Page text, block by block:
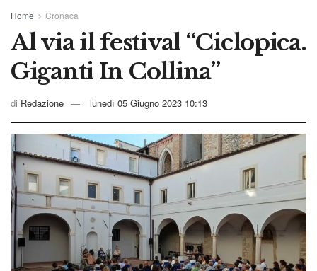
Home Cronaca
Al via il festival “Ciclopica.
Giganti In Collina”
di Redazione lunedì 05 Giugno 2023 10:13